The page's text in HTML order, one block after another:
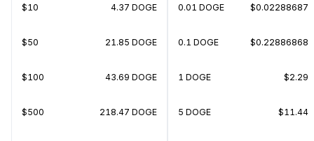
$10 4.37 DOGE
$50 21.85 DOGE
$100 43.69 DOGE
$500 218.47 DOGE
0.01 DOGE $0.02288687
0.1 DOGE $0.22886868
1 DOGE $2.29
5 DOGE $11.44